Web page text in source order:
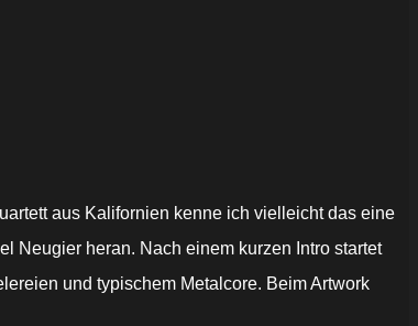
aus Kalifornien kenne ich vielleicht das eine
Neugier heran. Nach einem kurzen Intro startet
und typischem Metalcore. Beim Artwork